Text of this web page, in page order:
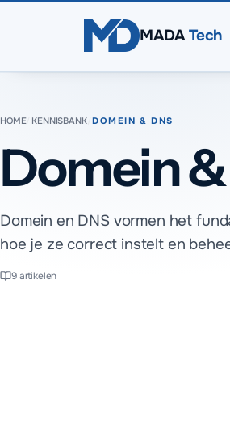
MADATech
HOME/ KENNISBANK/DOMEIN & DNS
Domein
Domein en DNS vormen het
hoe je ze correct instelt en
9artikelen